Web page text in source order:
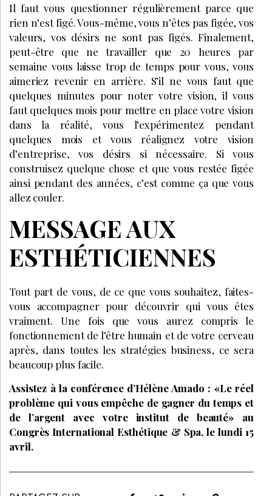
Il faut vous questionner régulièrement parce que
rien n’est figé. Vous-même, vous n’êtes pas figée, vos
valeurs, vos désirs ne sont pas figés. Finalement,
peut-être que ne travailler que 20 heures par
semaine vous laisse trop de temps pour vous, vous
aimeriez revenir en arrière. S’il ne vous faut que
quelques minutes pour noter votre vision, il vous
faut quelques mois pour mettre en place votre vision
dans la réalité, vous l’expérimentez pendant
quelques mois et vous réalignez votre vision
d’entreprise, vos désirs si nécessaire. Si vous
construisez quelque chose et que vous restée figée
ainsi pendant des années, c’est comme ça que vous
allez couler.
MESSAGE AUX
ESTHÉTICIENNES
Tout part de vous, de ce que vous souhaitez, faites-
vous accompagner pour découvrir qui vous êtes
vraiment. Une fois que vous aurez compris le
fonctionnement de l’être humain et de votre cerveau
après, dans toutes les stratégies business, ce sera
beaucoup plus facile.
Assistez à la conférence d’Hélène Amado : «Le réel
problème qui vous empêche de gagner du temps et
de l’argent avec votre institut de beauté» au
Congrès International Esthétique & Spa, le lundi 15
avril.